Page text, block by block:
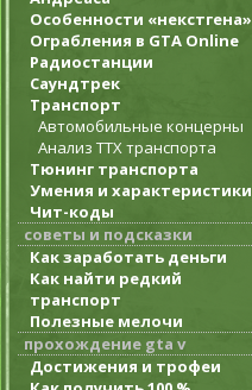
Особенности «некстгена»
Ограбления в GTA Online
Радиостанции
Саундтрек
Транспорт
Автомобильные концерны
Анализ ТТХ транспорта
Тюнинг транспорта
Умения и характеристики
Чит-коды
советы и подсказки
Как заработать деньги
Как найти редкий
транспорт
Полезные мелочи
прохождение gta v
Достижения и трофеи